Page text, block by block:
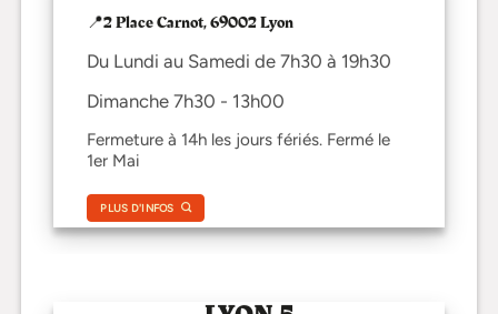
📍2 Place Carnot, 69002 Lyon
Du Lundi au Samedi de 7h30 à 19h30
Dimanche 7h30 - 13h00
Fermeture à 14h les jours fériés. Fermé le
1er Mai
PLUS D'INFOS